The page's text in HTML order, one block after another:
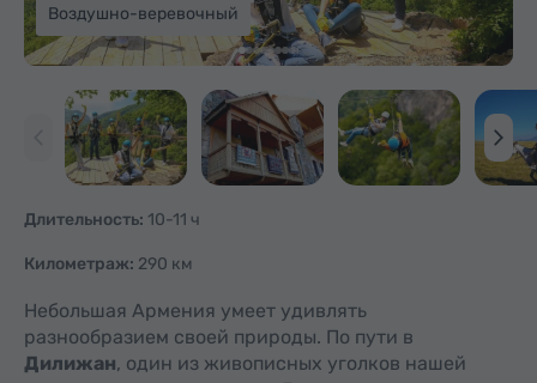
Воздушно-веревочный
Длительность: 10-11 ч
Километраж: 290 км
Небольшая Армения умеет удивлять
разнообразием своей природы. По пути в
Дилижан, один из живописных уголков нашей